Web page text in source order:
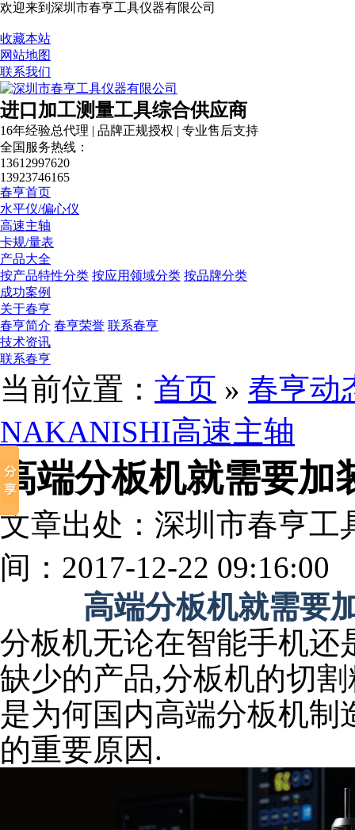
欢迎来到深圳市春亨工具仪器有限公司
收藏本站
网站地图
联系我们
进口加工测量工具综合供应商
16年经验总代理 | 品牌正规授权 | 专业售后支持
全国服务热线：
13612997620
13923746165
春亨首页
水平仪/偏心仪
高速主轴
卡规/量表
产品大全
按产品特性分类 按应用领域分类 按品牌分类
成功案例
关于春亨
春亨简介 春亨荣誉 联系春亨
技术资讯
联系春亨
当前位置： 首页 » 春亨动
NAKANISHI高速主轴
高端分板机就需要
文章出处：深圳市春亨工
间：2017-12-22 09:16:00
高端分板机就需要
分板机无论在智能手机还
缺少的产品,分板机的切
是为何国内高端分板机
的重要原因.